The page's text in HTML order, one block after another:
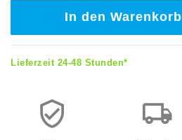
In den Warenkorb
Lieferzeit 24-48 Stunden*